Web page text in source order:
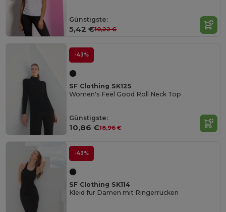
Günstigste:
5,42 €10,22 €
-43%
SF Clothing SK125
Women's Feel Good Roll Neck Top
Günstigste:
10,86 €18,96 €
-43%
SF Clothing SK114
Kleid für Damen mit Ringerrücken